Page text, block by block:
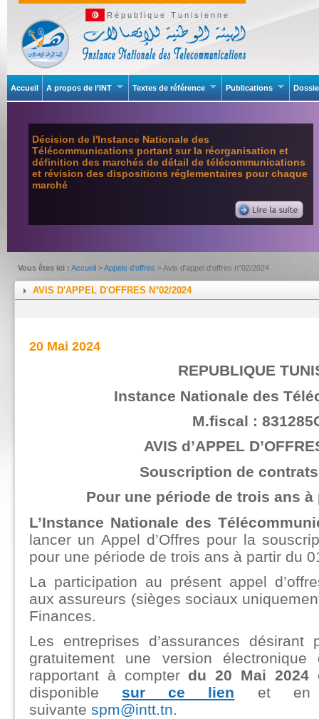
République Tunisienne
Accueil A propos de l’INT Textes de référence Publications
Décision de l'Instance Nationale des
Télécommunications portant sur la réorganisation et
définition des marchés de détail de télécommunications
et révision des dispositions réglementaires pour chaque
marché
Vous êtes ici : Accueil >Appels d'offres > Avis d'appel d'offres n°02/2024
AVIS D'APPEL D'OFFRES N°02/2024
20 Mai 2024
REPUBLIQUE
Instance Nationale des
M.fiscal :
AVIS d’APPEL
Souscription de contrats
Pour une période de trois ans
L’Instance Nationale des
lancer un Appel d’Offres pour la
pour une période de trois ans à partir du
La participation au présent appel
aux assureurs (sièges sociaux
Finances.
Les entreprises d’assurances désirant
gratuitement une version
rapportant à compter du 20 Mai 2024
disponible sur ce lien et en
suivante spm@intt.tn.